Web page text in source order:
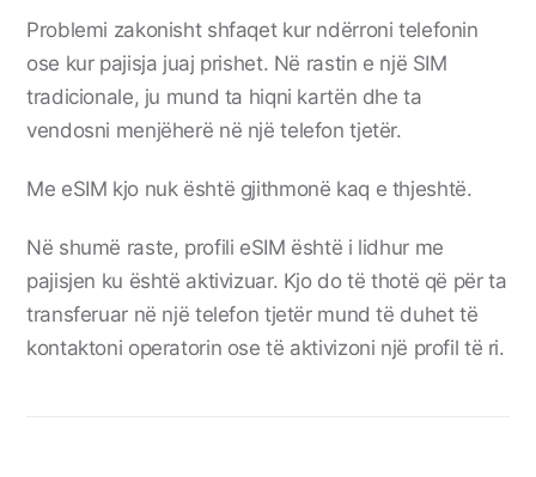
Problemi zakonisht shfaqet kur ndërroni telefonin
ose kur pajisja juaj prishet. Në rastin e një SIM
tradicionale, ju mund ta hiqni kartën dhe ta
vendosni menjëherë në një telefon tjetër.
Me eSIM kjo nuk është gjithmonë kaq e thjeshtë.
Në shumë raste, profili eSIM është i lidhur me
pajisjen ku është aktivizuar. Kjo do të thotë që për ta
transferuar në një telefon tjetër mund të duhet të
kontaktoni operatorin ose të aktivizoni një profil të ri.